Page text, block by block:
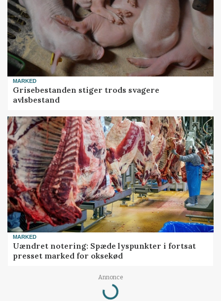
MARKED
Grisebestanden stiger trods svagere
avlsbestand
MARKED
Uændret notering: Spæde lyspunkter i fortsat
presset marked for oksekød
Annonce
Loading...